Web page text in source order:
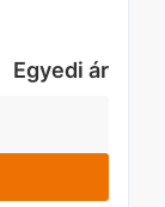
Egyedi ár